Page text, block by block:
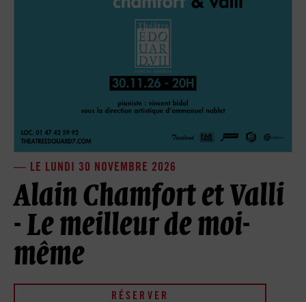
LE LUNDI 30 NOVEMBRE 2026
Alain Chamfort et Valli
- Le meilleur de moi-
même
RÉSERVER